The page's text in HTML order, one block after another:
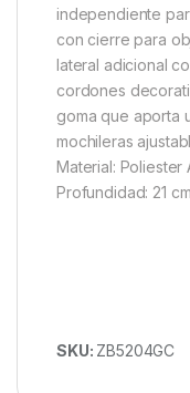
independiente
con cierre para
lateral adicional
cordones
goma que aporta
mochileras
Material: Poliester
Profundidad: 21
SKU: ZB5204GC